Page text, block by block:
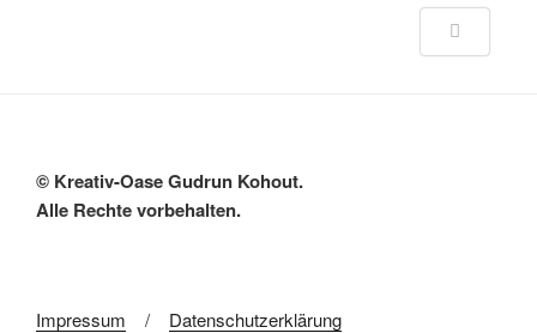
© Kreativ-Oase Gudrun Kohout.
Alle Rechte vorbehalten.
Impressum / Datenschutzerklärung